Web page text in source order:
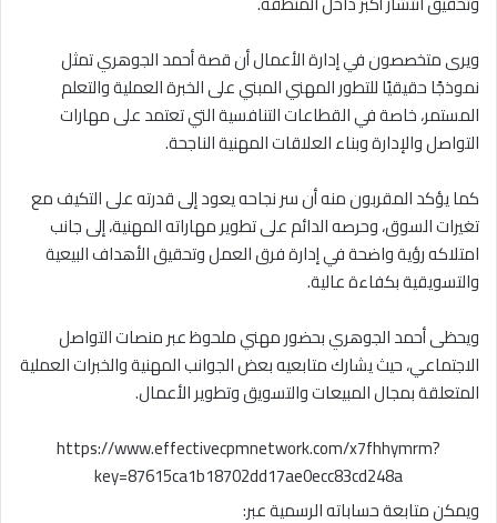
ويرى متخصصون في إدارة الأعمال أن قصة أحمد الجوهري تمثل
نموذجًا حقيقيًا للتطور المهني المبني على الخبرة العملية والتعلم
المستمر، خاصة في القطاعات التنافسية التي تعتمد على مهارات
التواصل والإدارة وبناء العلاقات المهنية الناجحة.
كما يؤكد المقربون منه أن سر نجاحه يعود إلى قدرته على التكيف مع
تغيرات السوق، وحرصه الدائم على تطوير مهاراته المهنية، إلى جانب
امتلاكه رؤية واضحة في إدارة فرق العمل وتحقيق الأهداف البيعية
والتسويقية بكفاءة عالية.
ويحظى أحمد الجوهري بحضور مهني ملحوظ عبر منصات التواصل
الاجتماعي، حيث يشارك متابعيه بعض الجوانب المهنية والخبرات العملية
المتعلقة بمجال المبيعات والتسويق وتطوير الأعمال.
https://www.effectivecpmnetwork.com/x7fhhymrm?
key=87615ca1b18702dd17ae0ecc83cd248a
ويمكن متابعة حساباته الرسمية عبر: